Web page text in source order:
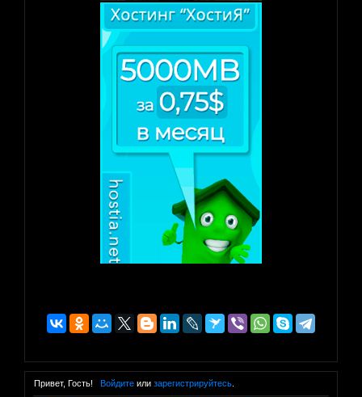
Привет, Гость! Войдитеили зарегистрируйтесь.